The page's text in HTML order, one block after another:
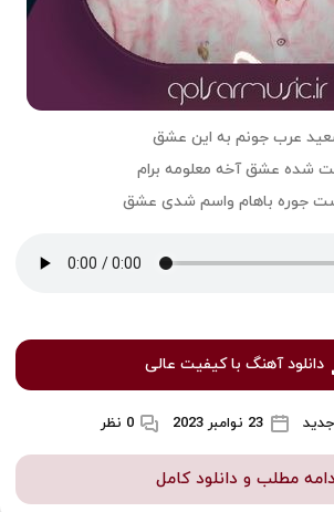
عرب جونم به این عشق
شده عشق آخه معلومه برام
جوره باهام واسم شدی عشق
دانلود آهنگ با کیفیت عالی
23 نوامبر 2023 0 نظر
مطلب و دانلود کامل